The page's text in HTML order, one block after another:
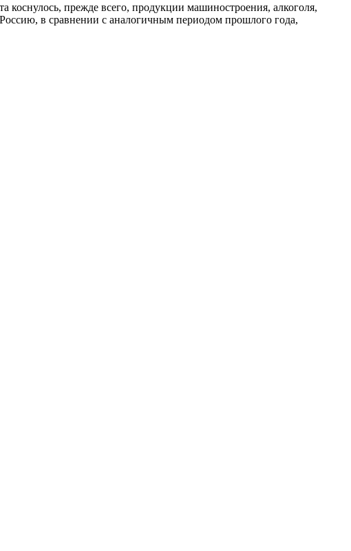
коснулось, прежде всего, продукции машиностроения, алкоголя,
в сравнении с аналогичным периодом прошлого года,